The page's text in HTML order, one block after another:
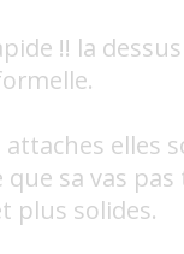
!! la
elles
sa vas
plus solides.